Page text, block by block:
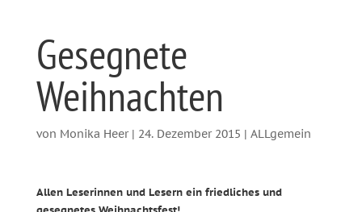
Gesegnete
Weihnachten
von Monika Heer| 24. Dezember 2015 | ALLgemein
Allen Leserinnen und Lesern ein friedliches und